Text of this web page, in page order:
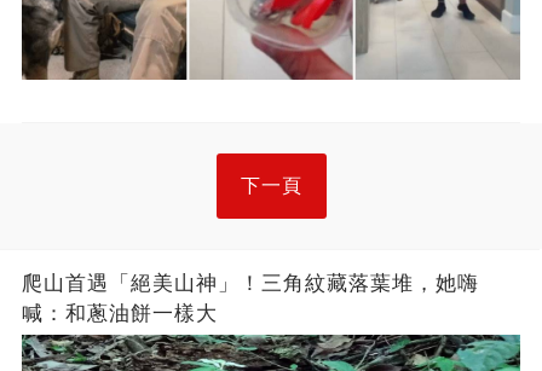
下一頁
爬山首遇「絕美山神」！三角紋藏落葉堆，她嗨
喊：和蔥油餅一樣大